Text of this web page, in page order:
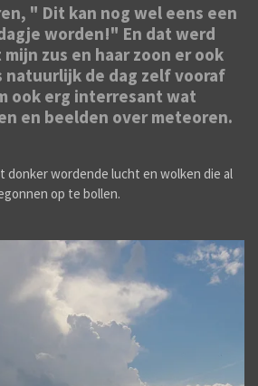
" Dit kan nog wel eens een
worden!" En dat werd
zus en haar zoon er ook
natuurlijk de dag zelf vooraf
ook erg interresant wat
en beelden over meteoren.
donker wordende lucht en wolken die al
op te bollen.